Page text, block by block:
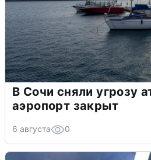
В Сочи сняли угрозу
аэропорт закрыт
6 августа 0